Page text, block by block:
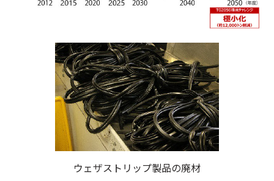
ウェザストリップ製品の廃材